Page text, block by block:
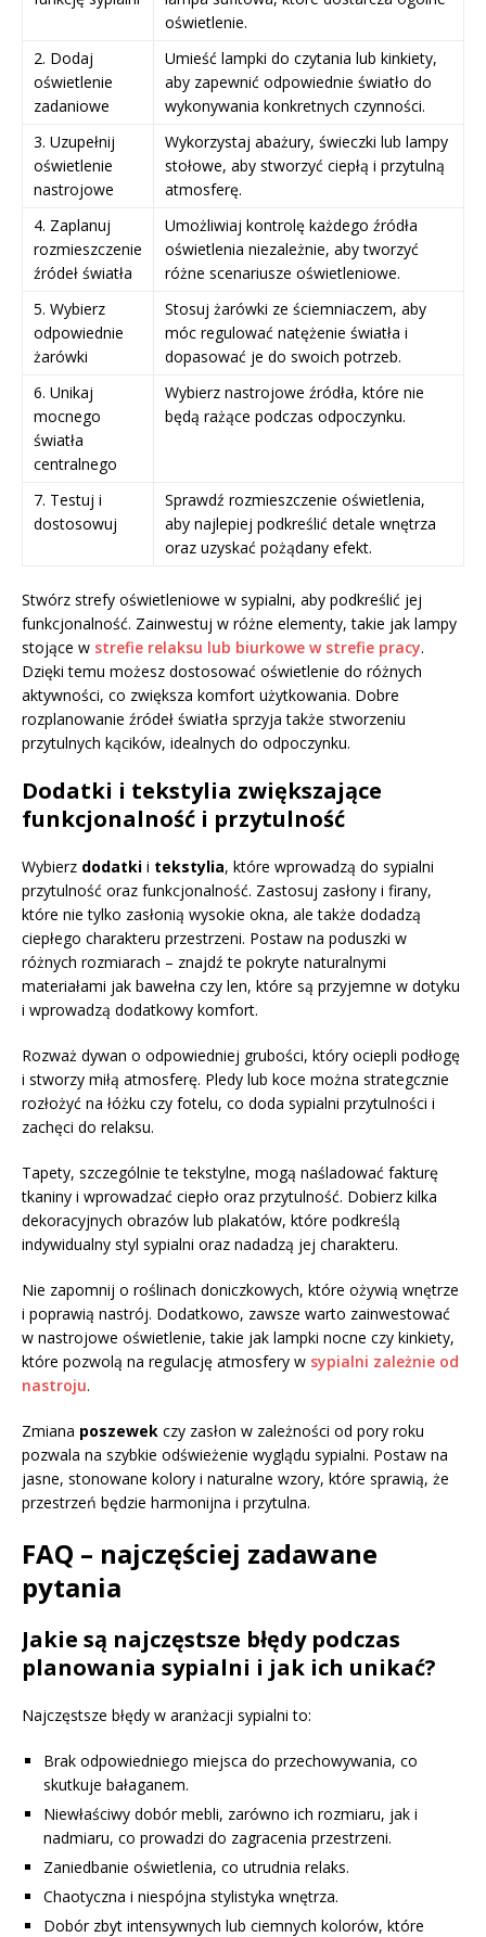
oświetlenie.
2. Dodaj
oświetlenie
zadaniowe
Umieść lampki do czytania lub kinkiety,
aby zapewnić odpowiednie światło do
wykonywania konkretnych czynności.
3. Uzupełnij
oświetlenie
nastrojowe
Wykorzystaj abażury, świeczki lub lampy
stołowe, aby stworzyć ciepłą i przytulną
atmosferę.
4. Zaplanuj
rozmieszczenie
źródeł światła
Umożliwiaj kontrolę każdego źródła
oświetlenia niezależnie, aby tworzyć
różne scenariusze oświetleniowe.
5. Wybierz
odpowiednie
żarówki
Stosuj żarówki ze ściemniaczem, aby
móc regulować natężenie światła i
dopasować je do swoich potrzeb.
6. Unikaj
mocnego
światła
centralnego
Wybierz nastrojowe źródła, które nie
będą rażące podczas odpoczynku.
7. Testuj i
dostosowuj
Sprawdź rozmieszczenie oświetlenia,
aby najlepiej podkreślić detale wnętrza
oraz uzyskać pożądany efekt.
Stwórz strefy oświetleniowe w sypialni, aby podkreślić jej
funkcjonalność. Zainwestuj w różne elementy, takie jak lampy
stojące w strefie relaksu lub biurkowe w strefie pracy.
Dzięki temu możesz dostosować oświetlenie do różnych
aktywności, co zwiększa komfort użytkowania. Dobre
rozplanowanie źródeł światła sprzyja także stworzeniu
przytulnych kącików, idealnych do odpoczynku.
Dodatki i tekstylia zwiększające
funkcjonalność i przytulność
Wybierz dodatki i tekstylia, które wprowadzą do sypialni
przytulność oraz funkcjonalność. Zastosuj zasłony i firany,
które nie tylko zasłonią wysokie okna, ale także dodadzą
ciepłego charakteru przestrzeni. Postaw na poduszki w
różnych rozmiarach – znajdź te pokryte naturalnymi
materiałami jak bawełna czy len, które są przyjemne w dotyku
i wprowadzą dodatkowy komfort.
Rozważ dywan o odpowiedniej grubości, który ociepli podłogę
i stworzy miłą atmosferę. Pledy lub koce można strategcznie
rozłożyć na łóżku czy fotelu, co doda sypialni przytulności i
zachęci do relaksu.
Tapety, szczególnie te tekstylne, mogą naśladować fakturę
tkaniny i wprowadzać ciepło oraz przytulność. Dobierz kilka
dekoracyjnych obrazów lub plakatów, które podkreślą
indywidualny styl sypialni oraz nadadzą jej charakteru.
Nie zapomnij o roślinach doniczkowych, które ożywią wnętrze
i poprawią nastrój. Dodatkowo, zawsze warto zainwestować
w nastrojowe oświetlenie, takie jak lampki nocne czy kinkiety,
które pozwolą na regulację atmosfery w sypialni zależnie od
nastroju.
Zmiana poszewek czy zasłon w zależności od pory roku
pozwala na szybkie odświeżenie wyglądu sypialni. Postaw na
jasne, stonowane kolory i naturalne wzory, które sprawią, że
przestrzeń będzie harmonijna i przytulna.
FAQ – najczęściej zadawane
pytania
Jakie są najczęstsze błędy podczas
planowania sypialni i jak ich unikać?
Najczęstsze błędy w aranżacji sypialni to:
Brak odpowiedniego miejsca do przechowywania, co
skutkuje bałaganem.
Niewłaściwy dobór mebli, zarówno ich rozmiaru, jak i
nadmiaru, co prowadzi do zagracenia przestrzeni.
Zaniedbanie oświetlenia, co utrudnia relaks.
Chaotyczna i niespójna stylistyka wnętrza.
Dobór zbyt intensywnych lub ciemnych kolorów, które